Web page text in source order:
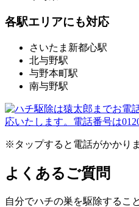
各駅エリアにも対応
さいたま新都心駅
北与野駅
与野本町駅
南与野駅
※タップすると電話がかかり
よくあるご質問
自分でハチの巣を駆除するこ